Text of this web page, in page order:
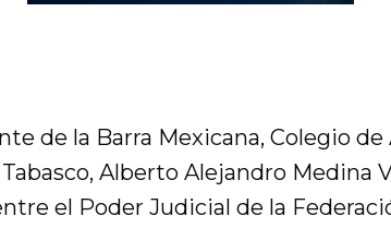
de la Barra Mexicana, Colegio de
Alberto Alejandro Medina
el Poder Judicial de la